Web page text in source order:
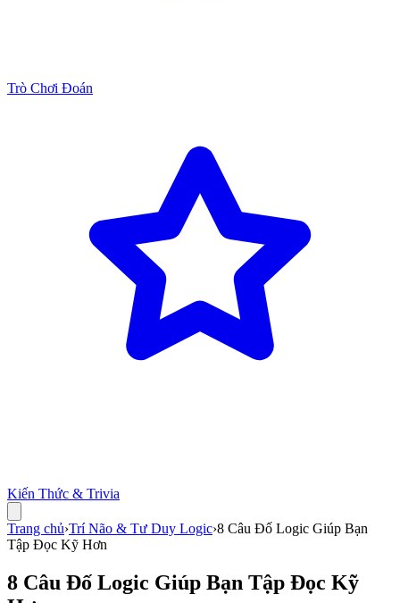
Trò Chơi Đoán
Kiến Thức & Trivia
Trang chủ›Trí Não & Tư Duy Logic›8 Câu Đố Logic Giúp Bạn
Tập Đọc Kỹ Hơn
8 Câu Đố Logic Giúp Bạn Tập Đọc Kỹ